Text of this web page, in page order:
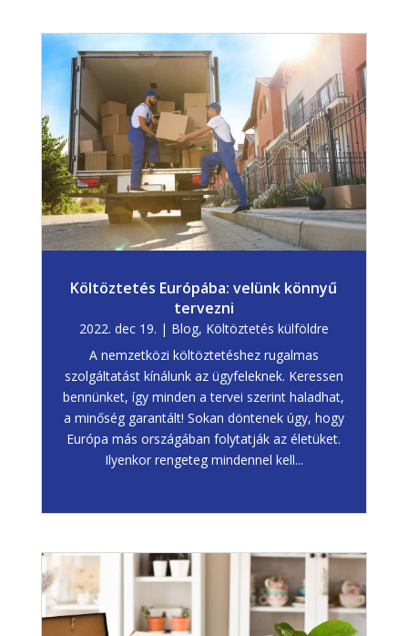
Költöztetés Európába: velünk könnyű
tervezni
2022. dec 19. | Blog, Költöztetés külföldre
A nemzetközi költöztetéshez rugalmas
szolgáltatást kínálunk az ügyfeleknek. Keressen
bennünket, így minden a tervei szerint haladhat,
a minőség garantált! Sokan döntenek úgy, hogy
Európa más országában folytatják az életüket.
Ilyenkor rengeteg mindennel kell...